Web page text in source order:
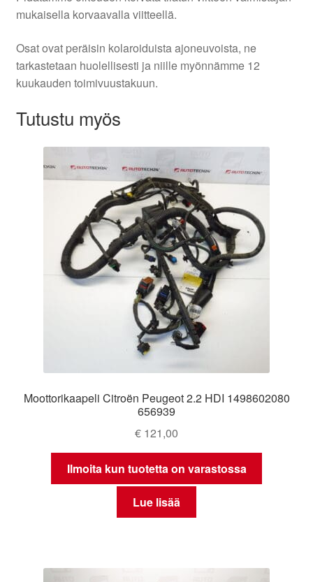
mukaisella korvaavalla viitteellä.
Osat ovat peräisin kolaroiduista ajoneuvoista, ne
tarkastetaan huolellisesti ja niille myönnämme 12
kuukauden toimivuustakuun.
Tutustu myös
Moottorikaapeli Citroën Peugeot 2.2 HDI 1498602080
656939
€ 121,00
Ilmoita kun tuotetta on varastossa
Lue lisää